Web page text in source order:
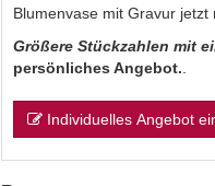
Blumenvase mit Gravur jetzt
Größere Stückzahlen mit
persönliches Angebot.
Individuelles Angebot